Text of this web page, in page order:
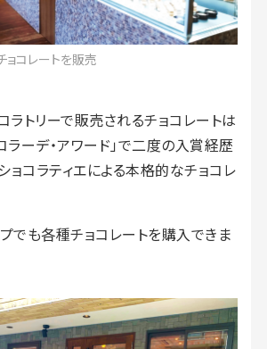
コレートを販売
ラトリーで販売されるチョコレートは
ラーデ・アワード」で二度の入賞経歴
ョコラティエによる本格的なチョコレ
でも各種チョコレートを購入できま